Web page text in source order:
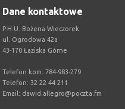
Dane kontaktowe
P.H.U. Bożena Wieczorek
ul. Ogrodowa 42a
43-170 Łaziska Górne
Telefon kom: 784-983-279
Telefon: 32 22 44 211
Email: dawid.allegro@poczta.fm